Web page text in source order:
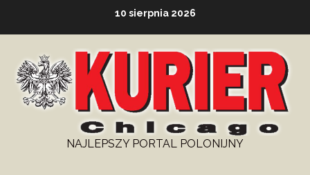
10 sierpnia 2026
NAJLEPSZY PORTAL POLONIJNY